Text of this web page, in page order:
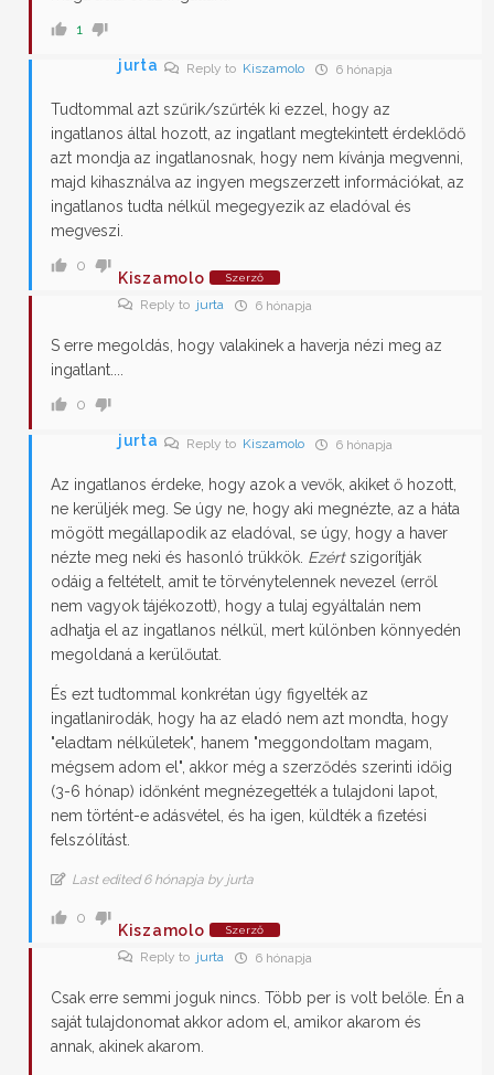
1
jurta Reply to Kiszamolo 6 hónapja
Tudtommal azt szűrik/szűrték ki ezzel, hogy az
ingatlanos által hozott, az ingatlant megtekintett érdeklődő
azt mondja az ingatlanosnak, hogy nem kívánja megvenni,
majd kihasználva az ingyen megszerzett információkat, az
ingatlanos tudta nélkül megegyezik az eladóval és
megveszi.
0
Kiszamolo Szerző
Reply to jurta 6 hónapja
S erre megoldás, hogy valakinek a haverja nézi meg az
ingatlant....
0
jurta Reply to Kiszamolo 6 hónapja
Az ingatlanos érdeke, hogy azok a vevők, akiket ő hozott,
ne kerüljék meg. Se úgy ne, hogy aki megnézte, az a háta
mögött megállapodik az eladóval, se úgy, hogy a haver
nézte meg neki és hasonló trükkök. Ezértszigorítják
odáig a feltételt, amit te törvénytelennek nevezel (erről
nem vagyok tájékozott), hogy a tulaj egyáltalán nem
adhatja el az ingatlanos nélkül, mert különben könnyedén
megoldaná a kerülőutat.
És ezt tudtommal konkrétan úgy figyelték az
ingatlanirodák, hogy ha az eladó nem azt mondta, hogy
"eladtam nélkületek", hanem "meggondoltam magam,
mégsem adom el", akkor még a szerződés szerinti időig
(3-6 hónap) időnként megnézegették a tulajdoni lapot,
nem történt-e adásvétel, és ha igen, küldték a fizetési
felszólítást.
Last edited 6 hónapja by jurta
0
Kiszamolo Szerző
Reply to jurta 6 hónapja
Csak erre semmi joguk nincs. Több per is volt belőle. Én a
saját tulajdonomat akkor adom el, amikor akarom és
annak, akinek akarom.